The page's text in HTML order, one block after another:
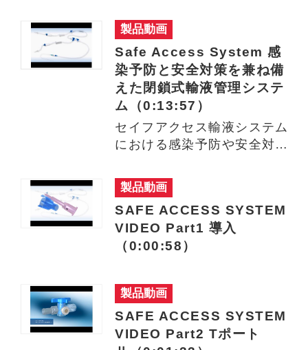
製品動画
Safe Access System 感
染予防と安全対策を兼ね備
えた閉鎖式輸液管理システ
ム（0:13:57）
セイフアクセス輸液システム
における感染予防や安全対策
方…
製品動画
SAFE ACCESS SYSTEM
VIDEO Part1 導入
（0:00:58）
製品動画
SAFE ACCESS SYSTEM
VIDEO Part2 Tポート